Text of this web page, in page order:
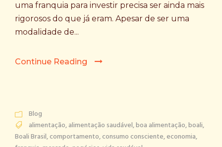
uma franquia para investir precisa ser ainda mais
rigorosos do que já eram. Apesar de ser uma
modalidade de...
Continue Reading
Blog
alimentação,alimentação saudável,boa alimentação,boali,
Boali Brasil,comportamento,consumo consciente,economia,